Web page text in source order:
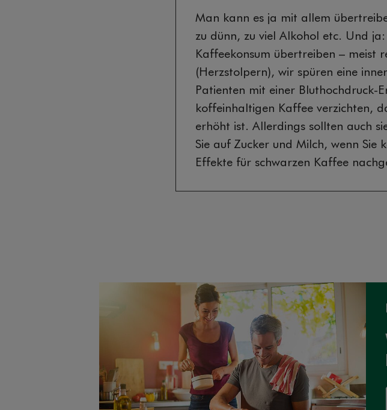
Man kann es ja mit allem
zu dünn, zu viel Alkohol etc. Und
Kaffeekonsum übertreiben – meist
(Herzstolpern), wir spüren eine
Patienten mit einer Bluthochdruck-
koffeinhaltigen Kaffee verzichten,
erhöht ist. Allerdings sollten auch
Sie auf Zucker und Milch, wenn Sie
Effekte für schwarzen Kaffee